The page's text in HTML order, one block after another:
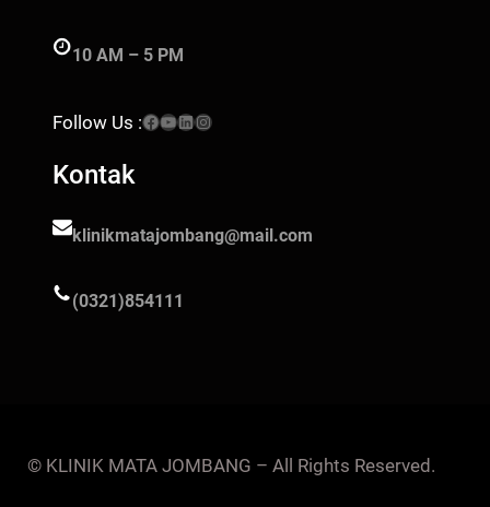
10 AM – 5 PM
Follow Us :Facebook YouTube LinkedIn Instagram
Kontak
klinikmatajombang@mail.com
(0321)854111
© KLINIK MATA JOMBANG – All Rights Reserved.